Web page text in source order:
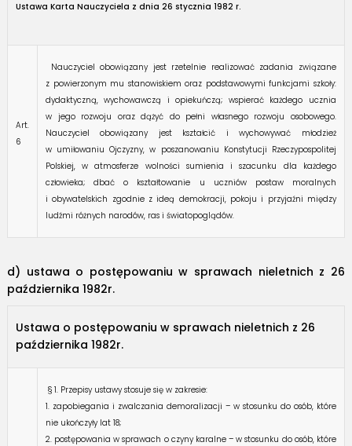
Ustawa Karta Nauczyciela z dnia 26 stycznia 1982 r.
Art.
6
Nauczyciel obowiązany jest rzetelnie realizować zadania związane
z powierzonym mu stanowiskiem oraz podstawowymi funkcjami szkoły:
dydaktyczną, wychowawczą i opiekuńczą; wspierać każdego ucznia
w jego rozwoju oraz dążyć do pełni własnego rozwoju osobowego.
Nauczyciel obowiązany jest kształcić i wychowywać młodzież
w umiłowaniu Ojczyzny, w poszanowaniu Konstytucji Rzeczypospolitej
Polskiej, w atmosferze wolności sumienia i szacunku dla każdego
człowieka; dbać o kształtowanie u uczniów postaw moralnych
i obywatelskich zgodnie z ideą demokracji, pokoju i przyjaźni między
ludźmi różnych narodów, ras i światopoglądów.
d) ustawa o postępowaniu w sprawach nieletnich z 26
października 1982r.
Ustawa o postępowaniu w sprawach nieletnich z 26
października 1982r.
§ 1. Przepisy ustawy stosuje się w zakresie:
1. zapobiegania i zwalczania demoralizacji – w stosunku do osób, które
nie ukończyły lat 18;
2. postępowania w sprawach o czyny karalne – w stosunku do osób, które